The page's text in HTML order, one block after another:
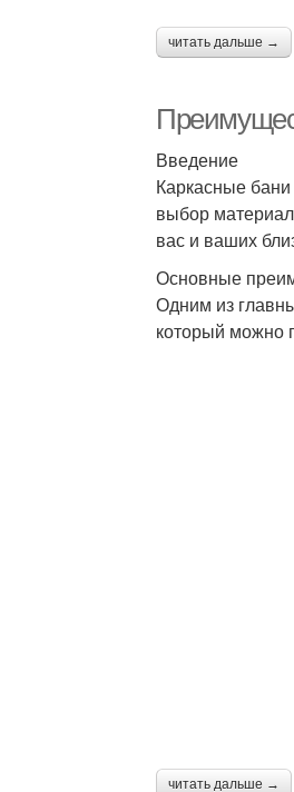
читать дальше →
Введение
Каркасные бани
выбор
вас и ваших
Основные
Одним из
который можно
читать дальше →